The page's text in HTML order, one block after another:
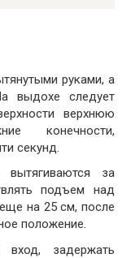
руками, а
выдохе следует
верхнюю
конечности,
секунд.
за
подъем над
на 25 см, после
положение.
вход, задержать